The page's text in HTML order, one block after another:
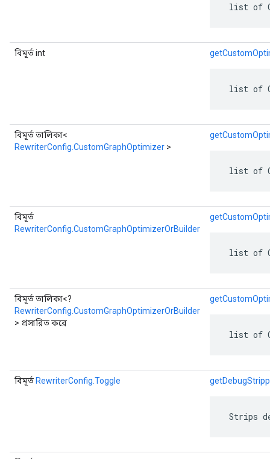
list of
বিমূর্ত int
list of
বিমূর্ত তালিকা<
RewriterConfig.CustomGraphOptimizer >
list of
বিমূর্ত
RewriterConfig.CustomGraphOptimizerOrBuilder
list of
বিমূর্ত তালিকা<?
RewriterConfig.CustomGraphOptimizerOrBuilder
> প্রসারিত করে
list of
বিমূর্ত RewriterConfig.Toggle
Strips